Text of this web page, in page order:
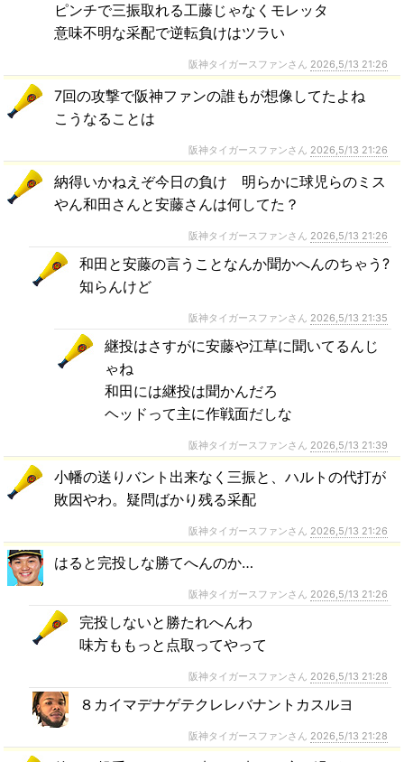
ピンチで三振取れる工藤じゃなくモレッタ
意味不明な采配で逆転負けはツラい
阪神タイガースファンさん 2026,5/13 21:26
7回の攻撃で阪神ファンの誰もが想像してたよね
こうなることは
阪神タイガースファンさん 2026,5/13 21:26
納得いかねえぞ今日の負け 明らかに球児らのミス
やん和田さんと安藤さんは何してた？
阪神タイガースファンさん 2026,5/13 21:26
和田と安藤の言うことなんか聞かへんのちゃう?
知らんけど
阪神タイガースファンさん 2026,5/13 21:35
継投はさすがに安藤や江草に聞いてるんじ
ゃね
和田には継投は聞かんだろ
ヘッドって主に作戦面だしな
阪神タイガースファンさん 2026,5/13 21:39
小幡の送りバント出来なく三振と、ハルトの代打が
敗因やわ。疑問ばかり残る采配
阪神タイガースファンさん 2026,5/13 21:26
はると完投しな勝てへんのか…
阪神タイガースファンさん 2026,5/13 21:26
完投しないと勝たれへんわ
味方ももっと点取ってやって
阪神タイガースファンさん 2026,5/13 21:28
８カイマデナゲテクレレバナントカスルヨ
阪神タイガースファンさん 2026,5/13 21:28